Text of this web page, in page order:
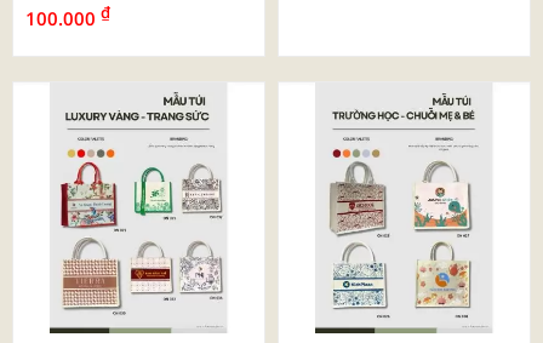
100.000 ₫